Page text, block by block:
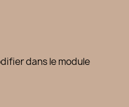
dans le module